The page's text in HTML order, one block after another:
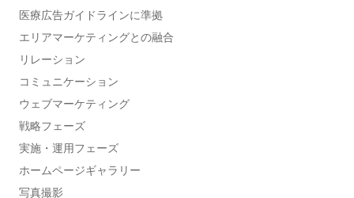
医療広告ガイドラインに準拠
エリアマーケティングとの融合
リレーション
コミュニケーション
ウェブマーケティング
戦略フェーズ
実施・運用フェーズ
ホームページギャラリー
写真撮影